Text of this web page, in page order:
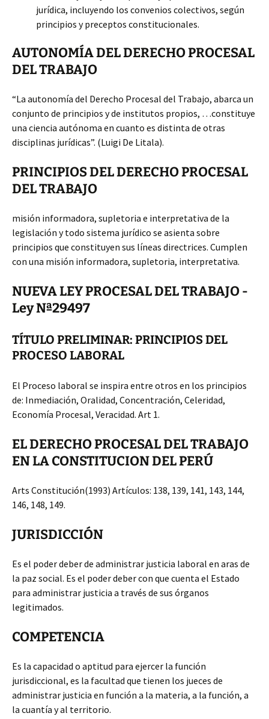
jurídica, incluyendo los convenios colectivos, según
principios y preceptos constitucionales.
AUTONOMÍA DEL DERECHO PROCESAL
DEL TRABAJO
“La autonomía del Derecho Procesal del Trabajo, abarca un
conjunto de principios y de institutos propios, …constituye
una ciencia autónoma en cuanto es distinta de otras
disciplinas jurídicas”. (Luigi De Litala).
PRINCIPIOS DEL DERECHO PROCESAL
DEL TRABAJO
misión informadora, supletoria e interpretativa de la
legislación y todo sistema jurídico se asienta sobre
principios que constituyen sus líneas directrices. Cumplen
con una misión informadora, supletoria, interpretativa.
NUEVA LEY PROCESAL DEL TRABAJO -
Ley Nª29497
TÍTULO PRELIMINAR: PRINCIPIOS DEL
PROCESO LABORAL
El Proceso laboral se inspira entre otros en los principios
de: Inmediación, Oralidad, Concentración, Celeridad,
Economía Procesal, Veracidad. Art 1.
EL DERECHO PROCESAL DEL TRABAJO
EN LA CONSTITUCION DEL PERÚ
Arts Constitución(1993) Artículos: 138, 139, 141, 143, 144,
146, 148, 149.
JURISDICCIÓN
Es el poder deber de administrar justicia laboral en aras de
la paz social. Es el poder deber con que cuenta el Estado
para administrar justicia a través de sus órganos
legitimados.
COMPETENCIA
Es la capacidad o aptitud para ejercer la función
jurisdiccional, es la facultad que tienen los jueces de
administrar justicia en función a la materia, a la función, a
la cuantía y al territorio.